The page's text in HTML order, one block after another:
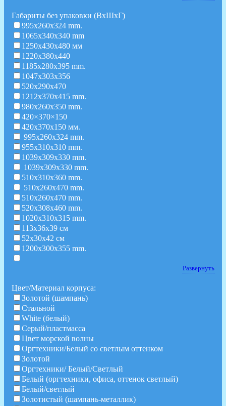
Габариты без упаковки (ВxШxГ)
995x260x324 mm.
1065x340x340 mm
1250х430х480 мм
1220х380х440
1185x280x395 mm.
1047х303х356
520х290х470
1212x370x415 mm.
980x260x350 mm.
420×370×150
420х370х150 мм.
995x260x324 mm.
955x310x310 mm.
1039x309x330 mm.
1039x309x330 mm.
510x310x360 mm.
510x260x470 mm.
510x260x470 mm.
520x308x460 mm.
1020x310x315 mm.
113х36х39 см
52х30х42 см
1200x300x355 mm.
Развернуть
Цвет/Материал корпуса:
Золотой (шампань)
Стальной
White (белый)
Серый/пластмасса
Цвет морской волны
Оргтехники/Белый со светлым оттенком
Золотой
Оргтехники/ Белый/Светлый
Белый (оргтехники, офиса, оттенок светлый)
Белый/светлый
Золотистый (шампань-металлик)